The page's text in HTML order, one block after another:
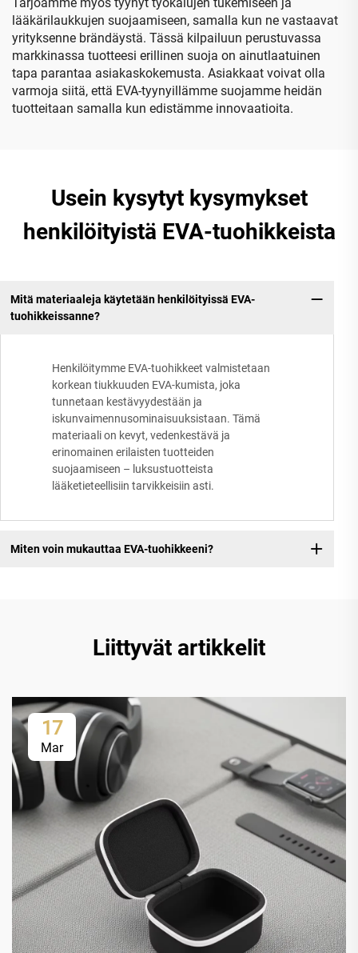
lääkärilaukkujen suojaamiseen, samalla kun ne vastaavat
yrityksenne brändäystä. Tässä kilpailuun perustuvassa
markkinassa tuotteesi erillinen suoja on ainutlaatuinen
tapa parantaa asiakaskokemusta. Asiakkaat voivat olla
varmoja siitä, että EVA-tyynyillämme suojamme heidän
tuotteitaan samalla kun edistämme innovaatioita.
Usein kysytyt kysymykset
henkilöityistä EVA-tuohikkeista
Mitä materiaaleja käytetään henkilöityissä EVA-
tuohikkeissanne?
Henkilöitymme EVA-tuohikkeet valmistetaan
korkean tiukkuuden EVA-kumista, joka
tunnetaan kestävyydestään ja
iskunvaimennusominaisuuksistaan. Tämä
materiaali on kevyt, vedenkestävä ja
erinomainen erilaisten tuotteiden
suojaamiseen – luksustuotteista
lääketieteellisiin tarvikkeisiin asti.
Miten voin mukauttaa EVA-tuohikkeeni?
Liittyvät artikkelit
17
Mar